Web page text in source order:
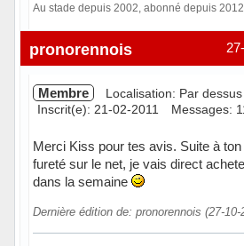
Au stade depuis 2002, abonné depuis 2012.
Hors ligne
pronorennois
Membre
Localisation: Par
Inscrit(e): 21-02-2011
Messages:
Merci Kiss pour tes avis. Suite à
fureté sur le net, je vais direct
dans la semaine
Dernière édition de: pronorennois (27-